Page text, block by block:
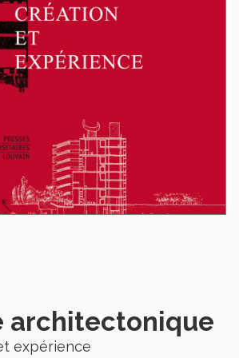
architectonique
expérience